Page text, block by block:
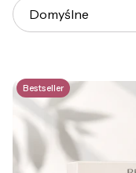
Domyślne
Bestseller